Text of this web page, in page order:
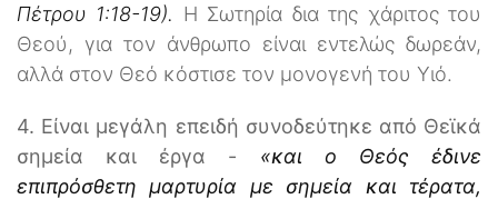
Πέτρου 1:18-19). Η Σωτηρία δια της χάριτος του
Θεού, για τον άνθρωπο είναι εντελώς δωρεάν,
αλλά στον Θεό κόστισε τον μονογενή του Υιό.
4. Είναι μεγάλη επειδή συνοδεύτηκε από Θεϊκά
σημεία και έργα - «και ο Θεός έδινε
επιπρόσθετη μαρτυρία με σημεία και τέρατα,